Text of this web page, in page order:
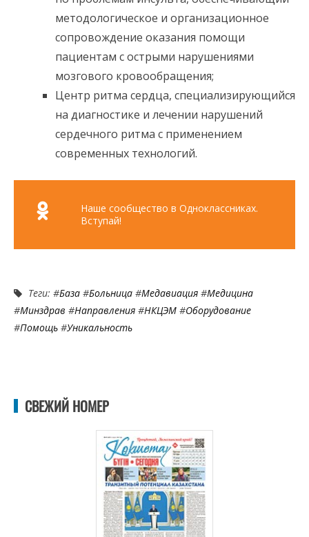
методологическое и организационное
сопровождение оказания помощи
пациентам с острыми нарушениями
мозгового кровообращения;
Центр ритма сердца, специализирующийся
на диагностике и лечении нарушений
сердечного ритма с применением
современных технологий.
Наше сообщество в Одноклассниках.
Вступай!
Теги: #База #Больница #Медавиация #Медицина
#Минздрав #Направления #НКЦЭМ #Оборудование
#Помощь #Уникальность
СВЕЖИЙ НОМЕР